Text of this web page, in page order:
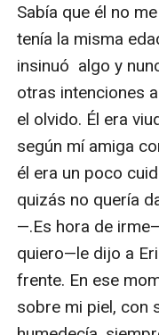
Sabía que él no
tenía la misma
insinuó  algo y
otras intenciones
el olvido. Él era
según mí amiga
él era un poco
quizás no quería
—.Es hora de
quiero—le dijo a
frente. En ese
sobre mi piel, con